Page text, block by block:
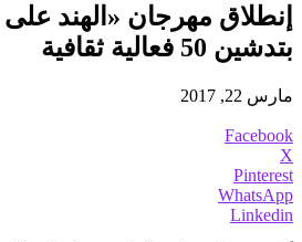
إنطلاق مهرجان «الهند
بتدشين 50 فعالية ثقافية
مارس 22, 2017
Facebook
X
Pinterest
WhatsApp
Linkedin